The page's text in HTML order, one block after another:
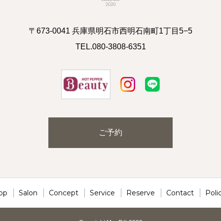
〒673-0041 兵庫県明石市西明石南町1丁目5−5
TEL.080-3808-6351
ご予約
Salon Concept Service Reserve Contact